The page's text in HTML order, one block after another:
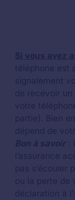
Si vous avez
téléphone est
signalement
de recevoir
votre
partie). Bien
dépend de
Bon à savoir:
l’assurance
pas s’écouler
ou la perte de
déclaration à